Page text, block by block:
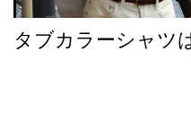
タブカラーシャツ